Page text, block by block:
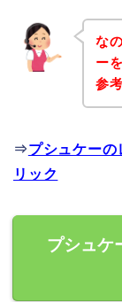
な
ー
参
⇒プシュケーの
リック
プシュケ